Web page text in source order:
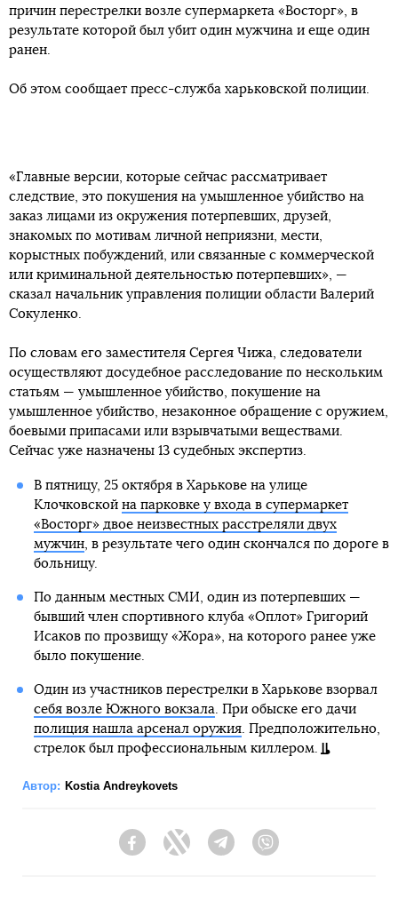
причин перестрелки возле супермаркета «Восторг», в
результате которой был убит один мужчина и еще один
ранен.
Об этом сообщает пресс-служба харьковской полиции.
«Главные версии, которые сейчас рассматривает
следствие, это покушения на умышленное убийство на
заказ лицами из окружения потерпевших, друзей,
знакомых по мотивам личной неприязни, мести,
корыстных побуждений, или связанные с коммерческой
или криминальной деятельностью потерпевших», —
сказал начальник управления полиции области Валерий
Сокуленко.
По словам его заместителя Сергея Чижа, следователи
осуществляют досудебное расследование по нескольким
статьям — умышленное убийство, покушение на
умышленное убийство, незаконное обращение с оружием,
боевыми припасами или взрывчатыми веществами.
Сейчас уже назначены 13 судебных экспертиз.
В пятницу, 25 октября в Харькове на улице
Клочковской на парковке у входа в супермаркет
«Восторг» двое неизвестных расстреляли двух
мужчин, в результате чего один скончался по дороге в
больницу.
По данным местных СМИ, один из потерпевших —
бывший член спортивного клуба «Оплот» Григорий
Исаков по прозвищу «Жора», на которого ранее уже
было покушение.
Один из участников перестрелки в Харькове взорвал
себя возле Южного вокзала . При обыске его дачи
полиция нашла арсенал оружия. Предположительно,
стрелок был профессиональным киллером.
Автор: Kostia Andreykovets
FacebookTwitter Telegram